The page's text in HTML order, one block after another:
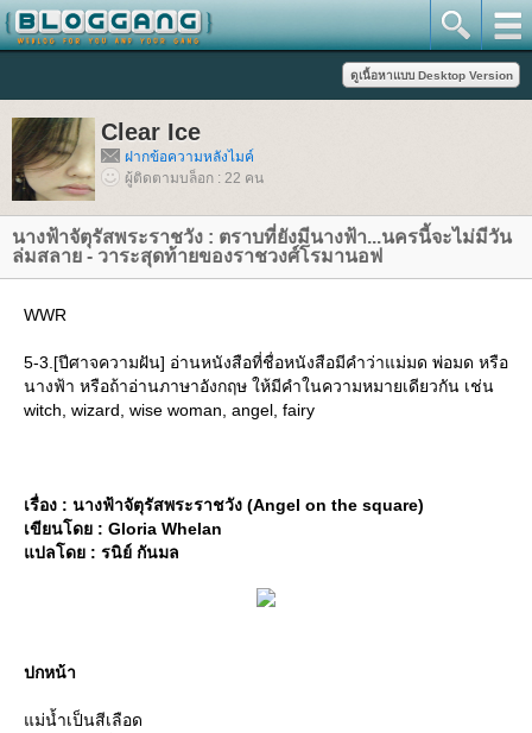
Clear Ice
ฝากข้อความหลังไมค์
ผู้ติดตามบล็อก : 22 คน
นางฟ้าจัตุรัสพระราชวัง : ตราบที่ยังมีนางฟ้า...นครนี้จะไม่มีวัน
ล่มสลาย - วาระสุดท้ายของราชวงศ์โรมานอฟ
WWR
5-3.[ปีศาจความฝัน] อ่านหนังสือที่ชื่อหนังสือมีคำว่าแม่มด พ่อมด หรือ
นางฟ้า หรือถ้าอ่านภาษาอังกฤษ ให้มีคำในความหมายเดียวกัน เช่น
witch, wizard, wise woman, angel, fairy
เรื่อง : นางฟ้าจัตุรัสพระราชวัง (Angel on the square)
เขียนโดย : Gloria Whelan
ปลโดย : รนิย์ กันมล
ปกหน้า
ม่น้ำเป็นสีเลือด